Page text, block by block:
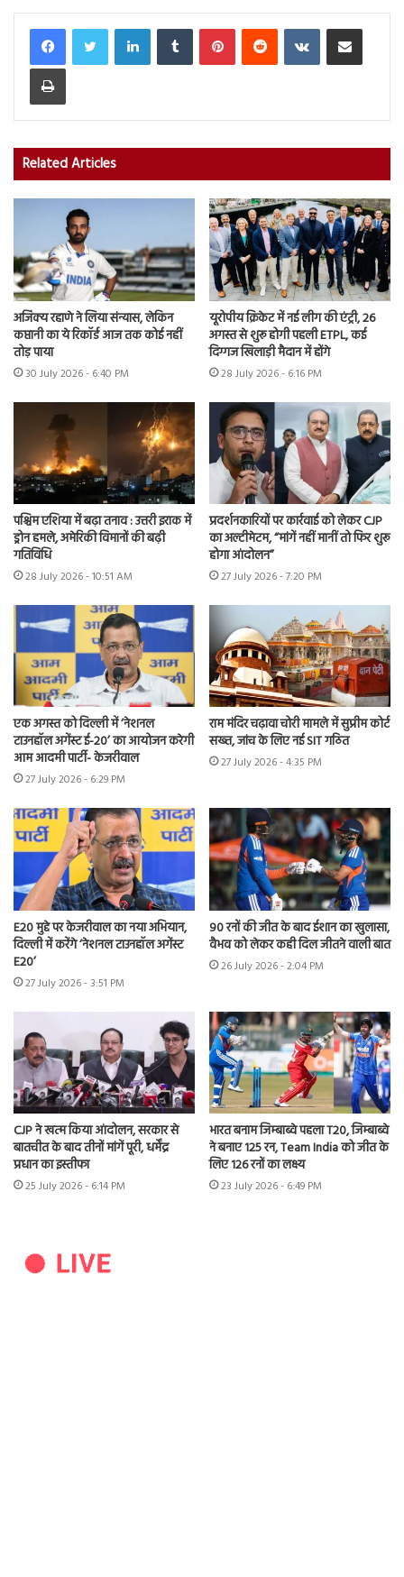
LinkedInTumblr PinterestReddit VKontakteShare via Email
Print
Related Articles
अजिंक्य रहाणे ने लिया संन्यास, लेकिन
कप्तानी का ये रिकॉर्ड आज तक कोई नहीं
तोड़ पाया
30 July 2026 - 6:40 PM
यूरोपीय क्रिकेट में नई लीग की एंट्री, 26
अगस्त से शुरू होगी पहली ETPL, कई
दिग्गज खिलाड़ी मैदान में होंगे
28 July 2026 - 6:16 PM
पश्चिम एशिया में बढ़ा तनाव : उत्तरी इराक में
ड्रोन हमले, अमेरिकी विमानों की बढ़ी
गतिविधि
28 July 2026 - 10:51 AM
प्रदर्शनकारियों पर कार्रवाई को लेकर CJP
का अल्टीमेटम, “मांगें नहीं मानीं तो फिर शुरू
होगा आंदोलन”
27 July 2026 - 7:20 PM
एक अगस्त को दिल्ली में ‘नेशनल
टाउनहॉल अगेंस्ट ई-20’ का आयोजन करेगी
आम आदमी पार्टी- केजरीवाल
27 July 2026 - 6:29 PM
राम मंदिर चढ़ावा चोरी मामले में सुप्रीम कोर्ट
सख्त, जांच के लिए नई SIT गठित
27 July 2026 - 4:35 PM
E20 मुद्दे पर केजरीवाल का नया अभियान,
दिल्ली में करेंगे ‘नेशनल टाउनहॉल अगेंस्ट
E20’
27 July 2026 - 3:51 PM
90 रनों की जीत के बाद ईशान का खुलासा,
वैभव को लेकर कही दिल जीतने वाली बात
26 July 2026 - 2:04 PM
CJP ने खत्म किया आंदोलन, सरकार से
बातचीत के बाद तीनों मांगें पूरी, धर्मेंद्र
प्रधान का इस्तीफा
25 July 2026 - 6:14 PM
भारत बनाम जिम्बाब्वे पहला T20, जिम्बाब्वे
ने बनाए 125 रन, Team India को जीत के
लिए 126 रनों का लक्ष्य
23 July 2026 - 6:49 PM